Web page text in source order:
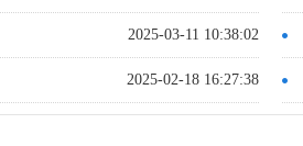
2025-03-11 10:38:02
2025-02-18 16:27:38